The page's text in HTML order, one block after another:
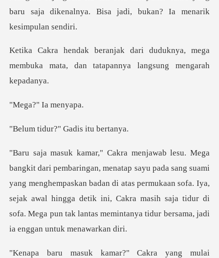
baru saja di
uduknya, mega
membuka mata, dan tat
" Ia m
r?" Gadis i
uami
yang menghempaskan badan di atas permukaan sofa. Iya,
sejak awal hingga detik ini, Cakra masih s
i